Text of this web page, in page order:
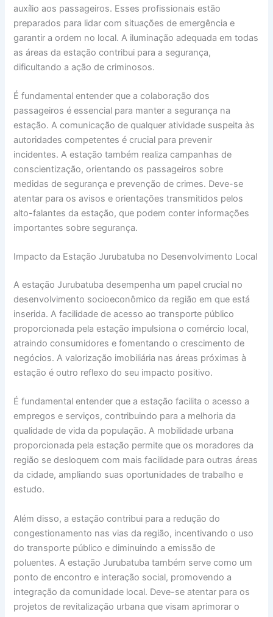
auxílio aos passageiros. Esses profissionais estão
preparados para lidar com situações de emergência e
garantir a ordem no local. A iluminação adequada em todas
as áreas da estação contribui para a segurança,
dificultando a ação de criminosos.
É fundamental entender que a colaboração dos
passageiros é essencial para manter a segurança na
estação. A comunicação de qualquer atividade suspeita às
autoridades competentes é crucial para prevenir
incidentes. A estação também realiza campanhas de
conscientização, orientando os passageiros sobre
medidas de segurança e prevenção de crimes. Deve-se
atentar para os avisos e orientações transmitidos pelos
alto-falantes da estação, que podem conter informações
importantes sobre segurança.
Impacto da Estação Jurubatuba no Desenvolvimento Local
A estação Jurubatuba desempenha um papel crucial no
desenvolvimento socioeconômico da região em que está
inserida. A facilidade de acesso ao transporte público
proporcionada pela estação impulsiona o comércio local,
atraindo consumidores e fomentando o crescimento de
negócios. A valorização imobiliária nas áreas próximas à
estação é outro reflexo do seu impacto positivo.
É fundamental entender que a estação facilita o acesso a
empregos e serviços, contribuindo para a melhoria da
qualidade de vida da população. A mobilidade urbana
proporcionada pela estação permite que os moradores da
região se desloquem com mais facilidade para outras áreas
da cidade, ampliando suas oportunidades de trabalho e
estudo.
Além disso, a estação contribui para a redução do
congestionamento nas vias da região, incentivando o uso
do transporte público e diminuindo a emissão de
poluentes. A estação Jurubatuba também serve como um
ponto de encontro e interação social, promovendo a
integração da comunidade local. Deve-se atentar para os
projetos de revitalização urbana que visam aprimorar o